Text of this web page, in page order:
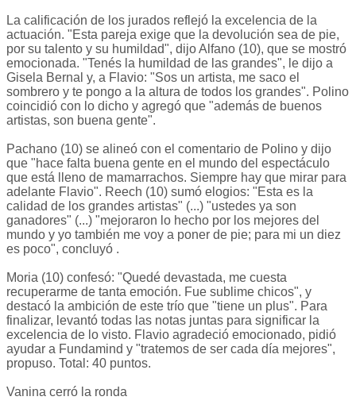
La calificación de los jurados reflejó la excelencia de la
actuación. "Esta pareja exige que la devolución sea de pie,
por su talento y su humildad", dijo Alfano (10), que se mostró
emocionada. "Tenés la humildad de las grandes", le dijo a
Gisela Bernal y, a Flavio: "Sos un artista, me saco el
sombrero y te pongo a la altura de todos los grandes". Polino
coincidió con lo dicho y agregó que "además de buenos
artistas, son buena gente".
Pachano (10) se alineó con el comentario de Polino y dijo
que "hace falta buena gente en el mundo del espectáculo
que está lleno de mamarrachos. Siempre hay que mirar para
adelante Flavio". Reech (10) sumó elogios: "Esta es la
calidad de los grandes artistas" (...) "ustedes ya son
ganadores" (...) "mejoraron lo hecho por los mejores del
mundo y yo también me voy a poner de pie; para mi un diez
es poco", concluyó .
Moria (10) confesó: "Quedé devastada, me cuesta
recuperarme de tanta emoción. Fue sublime chicos", y
destacó la ambición de este trío que "tiene un plus". Para
finalizar, levantó todas las notas juntas para significar la
excelencia de lo visto. Flavio agradeció emocionado, pidió
ayudar a Fundamind y "tratemos de ser cada día mejores",
propuso. Total: 40 puntos.
Vanina cerró la ronda